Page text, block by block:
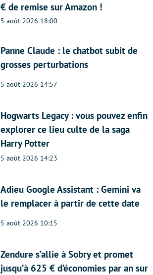
€ de remise sur Amazon !
5 août 2026 18:00
Panne Claude : le chatbot subit de
grosses perturbations
5 août 2026 14:57
Hogwarts Legacy : vous pouvez enfin
explorer ce lieu culte de la saga
Harry Potter
5 août 2026 14:23
Adieu Google Assistant : Gemini va
le remplacer à partir de cette date
5 août 2026 10:15
Zendure s’allie à Sobry et promet
jusqu’à 625 € d’économies par an sur